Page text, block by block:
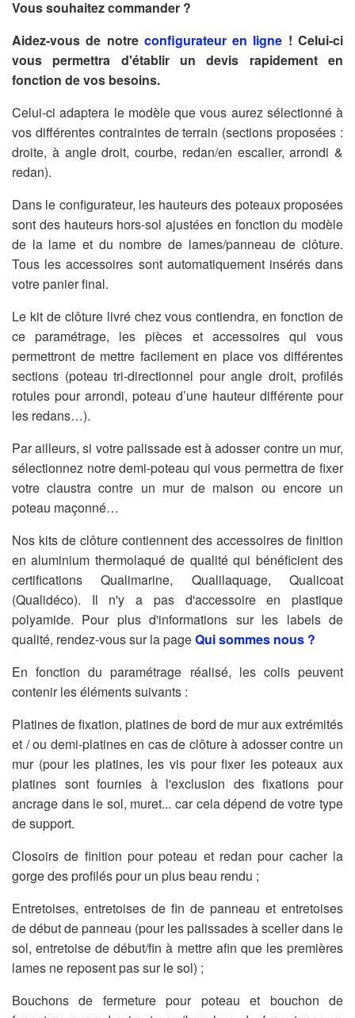
Vous souhaitez commander ?
Aidez-vous de notre configurateur en ligne ! Celui-ci
vous permettra d'établir un devis rapidement en
fonction de vos besoins.
Celui-ci adaptera le modèle que vous aurez sélectionné à
vos différentes contraintes de terrain (sections proposées :
droite, à angle droit, courbe, redan/en escalier, arrondi &
redan).
Dans le configurateur, les hauteurs des poteaux proposées
sont des hauteurs hors-sol ajustées en fonction du modèle
de la lame et du nombre de lames/panneau de clôture.
Tous les accessoires sont automatiquement insérés dans
votre panier final.
Le kit de clôture livré chez vous contiendra, en fonction de
ce paramétrage, les pièces et accessoires qui vous
permettront de mettre facilement en place vos différentes
sections (poteau tri-directionnel pour angle droit, profilés
rotules pour arrondi, poteau d’une hauteur différente pour
les redans…).
Par ailleurs, si votre palissade est à adosser contre un mur,
sélectionnez notre demi-poteau qui vous permettra de fixer
votre claustra contre un mur de maison ou encore un
poteau maçonné…
Nos kits de clôture contiennent des accessoires de finition
en aluminium thermolaqué de qualité qui bénéficient des
certifications Qualimarine, Qualilaquage, Qualicoat
(Qualidéco). Il n'y a pas d'accessoire en plastique
polyamide. Pour plus d'informations sur les labels de
qualité, rendez-vous sur la pageQui sommes nous ?
En fonction du paramétrage réalisé, les colis peuvent
contenir les éléments suivants :
Platines de fixation, platines de bord de mur aux extrémités
et / ou demi-platines en cas de clôture à adosser contre un
mur (pour les platines, les vis pour fixer les poteaux aux
platines sont fournies à l'exclusion des fixations pour
ancrage dans le sol, muret... car cela dépend de votre type
de support.
Closoirs de finition pour poteau et redan pour cacher la
gorge des profilés pour un plus beau rendu ;
Entretoises, entretoises de fin de panneau et entretoises
de début de panneau (pour les palissades à sceller dans le
sol, entretoise de début/fin à mettre afin que les premières
lames ne reposent pas sur le sol) ;
Bouchons de fermeture pour poteau et bouchon de